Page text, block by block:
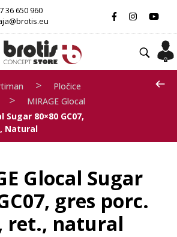
36 650 960
> Pločice
> MIRAGE Glocal
Sugar 80×80 GC07,
Natural
Glocal Sugar
gres porc.
ret., natural